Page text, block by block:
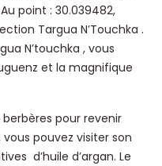
point : 30.039482,
Targua N’Touchka .
N’touchka , vous
et la magnifique
pour revenir
vous pouvez visiter son
d’huile d’argan. Le